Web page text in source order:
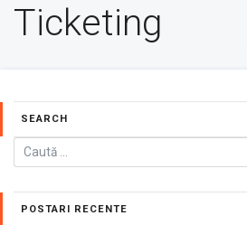
Ticketing
SEARCH
POSTARI RECENTE